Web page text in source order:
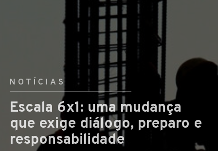
NOTÍCIAS
Escala 6x1: uma mudança
que exige diálogo, preparo e
responsabilidade